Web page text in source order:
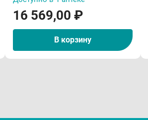
16 569,00 ₽
В корзину